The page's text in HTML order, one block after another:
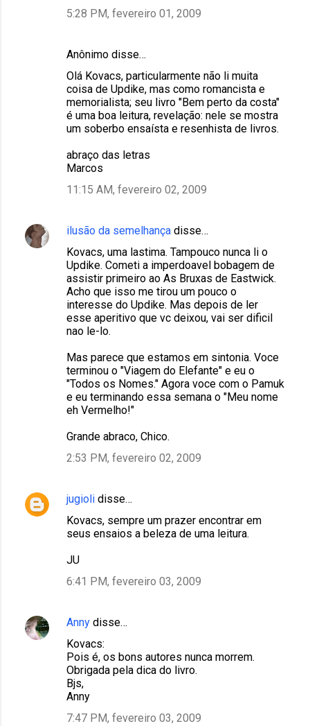
5:28 PM, fevereiro 01, 2009
Anônimo disse…
Olá Kovacs, particularmente não li muita
coisa de Updike, mas como romancista e
memorialista; seu livro "Bem perto da costa"
é uma boa leitura, revelação: nele se mostra
um soberbo ensaísta e resenhista de livros.
abraço das letras
Marcos
11:15 AM, fevereiro 02, 2009
ilusão da semelhança disse…
Kovacs, uma lastima. Tampouco nunca li o
Updike. Cometi a imperdoavel bobagem de
assistir primeiro ao As Bruxas de Eastwick.
Acho que isso me tirou um pouco o
interesse do Updike. Mas depois de ler
esse aperitivo que vc deixou, vai ser dificil
nao le-lo.
Mas parece que estamos em sintonia. Voce
terminou o "Viagem do Elefante" e eu o
"Todos os Nomes." Agora voce com o Pamuk
e eu terminando essa semana o "Meu nome
eh Vermelho!"
Grande abraco, Chico.
2:53 PM, fevereiro 02, 2009
jugioli disse…
Kovacs, sempre um prazer encontrar em
seus ensaios a beleza de uma leitura.
JU
6:41 PM, fevereiro 03, 2009
Anny disse…
Kovacs:
Pois é, os bons autores nunca morrem.
Obrigada pela dica do livro.
Bjs,
Anny
7:47 PM, fevereiro 03, 2009